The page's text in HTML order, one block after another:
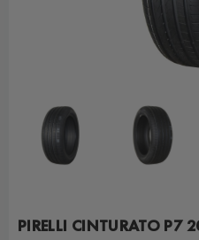
PIRELLI CINTURATO P7